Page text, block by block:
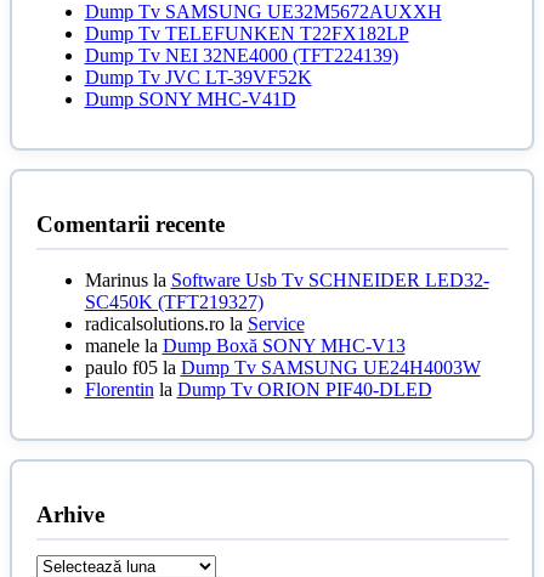
Dump Tv SAMSUNG UE32M5672AUXXH
Dump Tv TELEFUNKEN T22FX182LP
Dump Tv NEI 32NE4000 (TFT224139)
Dump Tv JVC LT-39VF52K
Dump SONY MHC-V41D
Comentarii recente
Marinusla Software Usb Tv SCHNEIDER LED32-
SC450K (TFT219327)
radicalsolutions.rola Service
manelela Dump Boxă SONY MHC-V13
paulo f05la Dump Tv SAMSUNG UE24H4003W
Florentin la Dump Tv ORION PIF40-DLED
Arhive
Arhive